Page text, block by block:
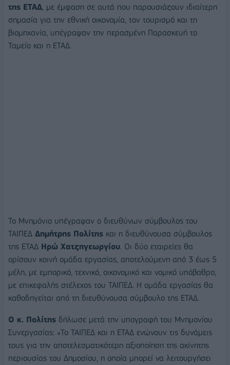
της ΕΤΑΔ, με έμφαση σε αυτά που παρουσιάζουν ιδιαίτερη
σημασία για την εθνική οικονομία, τον τουρισμό και τη
βιομηχανία, υπέγραψαν την περασμένη Παρασκευή το
Ταμείο και η ΕΤΑΔ.
Το Μνημόνιο υπέγραψαν ο διευθύνων σύμβουλος του
ΤΑΙΠΕΔ Δημήτρης Πολίτης και η διευθύνουσα σύμβουλος
της ΕΤΑΔ Ηρώ Χατζηγεωργίου. Οι δύο εταιρείες θα
ορίσουν κοινή ομάδα εργασίας, αποτελούμενη από 3 έως 5
μέλη, με εμπορικό, τεχνικό, οικονομικό και νομικό υπόβαθρο,
με επικεφαλής στέλεχος του ΤΑΙΠΕΔ. Η ομάδα εργασίας θα
καθοδηγείται από τη διευθύνουσα σύμβουλο της ΕΤΑΔ.
Ο κ. Πολίτης δήλωσε μετά την υπογραφή του Μνημονίου
Συνεργασίας: «Το ΤΑΙΠΕΔ και η ΕΤΑΔ ενώνουν τις δυνάμεις
τους για την αποτελεσματικότερη αξιοποίηση της ακίνητης
περιουσίας του Δημοσίου, η οποία μπορεί να λειτουργήσει